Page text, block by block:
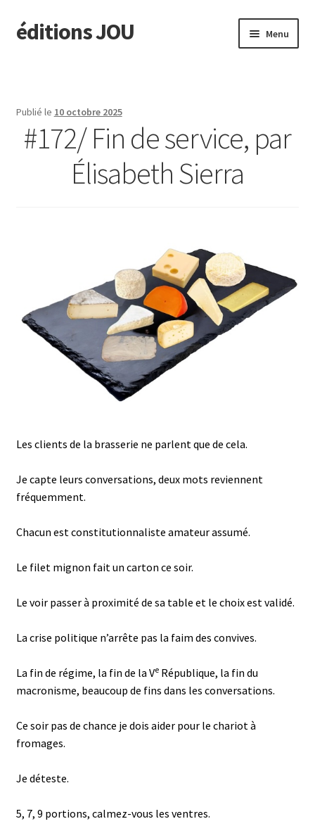
Aller
à
Aller
au
éditions JOU Menu
Actus
Catalogue
Ouvrir
Publié le 10 octobre 2025
#172/ Fin de service, par
Élisabeth Sierra
Les clients de la brasserie ne parlent que de cela.
Je capte leurs conversations, deux mots reviennent
fréquemment.
Chacun est constitutionnaliste amateur assumé.
Le filet mignon fait un carton ce soir.
Le voir passer à proximité de sa table et le choix est validé.
La crise politique n’arrête pas la faim des convives.
La fin de régime, la fin de la VeRépublique, la fin du
macronisme, beaucoup de fins dans les conversations.
Ce soir pas de chance je dois aider pour le chariot à
fromages.
Je déteste.
5, 7, 9 portions, calmez-vous les ventres.